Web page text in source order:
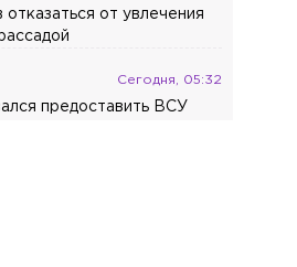
отказаться от увлечения
Сегодня, 05:32
предоставить ВСУ